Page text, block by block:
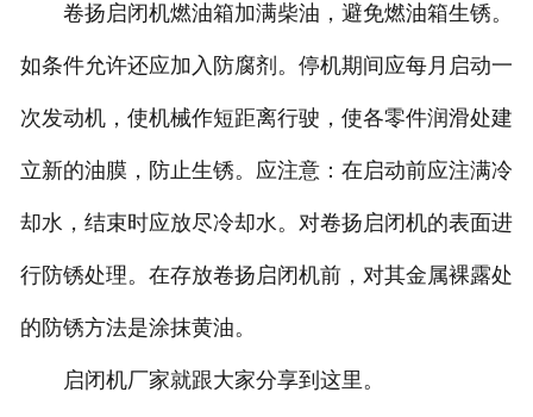
卷扬启闭机燃油箱加满柴油，避免燃油箱生锈。
如条件允许还应加入防腐剂。停机期间应每月启动一
次发动机，使机械作短距离行驶，使各零件润滑处建
立新的油膜，防止生锈。应注意：在启动前应注满冷
却水，结束时应放尽冷却水。对卷扬启闭机的表面进
行防锈处理。在存放卷扬启闭机前，对其金属裸露处
的防锈方法是涂抹黄油。
启闭机厂家就跟大家分享到这里。